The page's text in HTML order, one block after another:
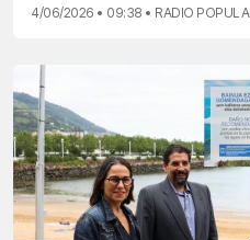
4/06/2026 • 09:38 • RADIO